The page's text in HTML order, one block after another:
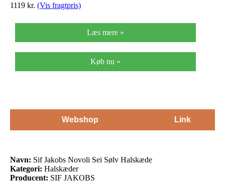
1119 kr. (Vis fragtpris)
Læs mere »
Køb nu »
Webshop Link
Navn: Sif Jakobs Novoli Sei Sølv Halskæde
Kategori: Halskæder
Producent: SIF JAKOBS